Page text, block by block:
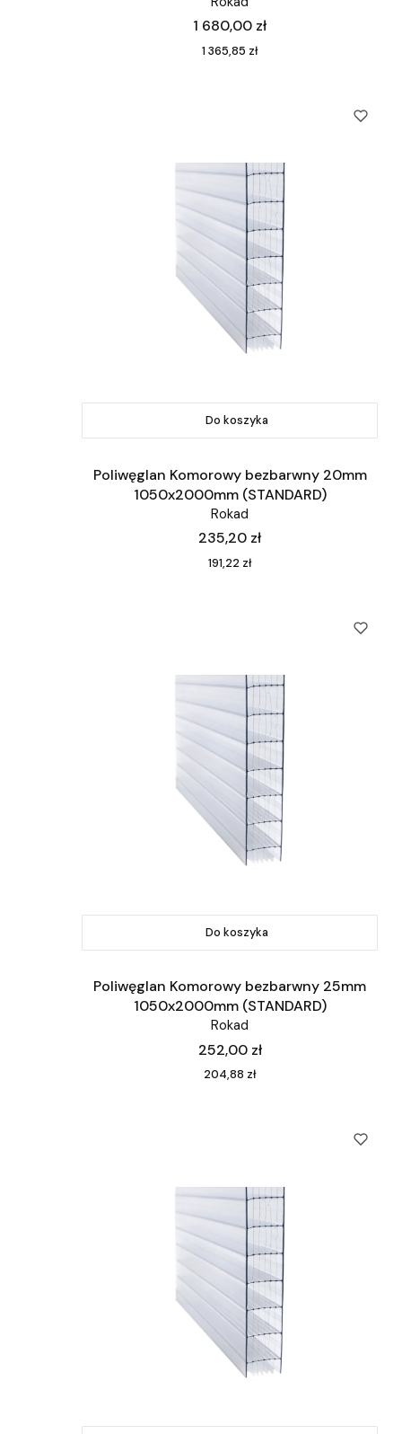
Cena
1 680,00 zł
Cena
1 365,85 zł
Do koszyka
Poliwęglan Komorowy bezbarwny 20mm
1050x2000mm (STANDARD)
Rokad
Cena
235,20 zł
Cena
191,22 zł
Do koszyka
Poliwęglan Komorowy bezbarwny 25mm
1050x2000mm (STANDARD)
Rokad
Cena
252,00 zł
Cena
204,88 zł